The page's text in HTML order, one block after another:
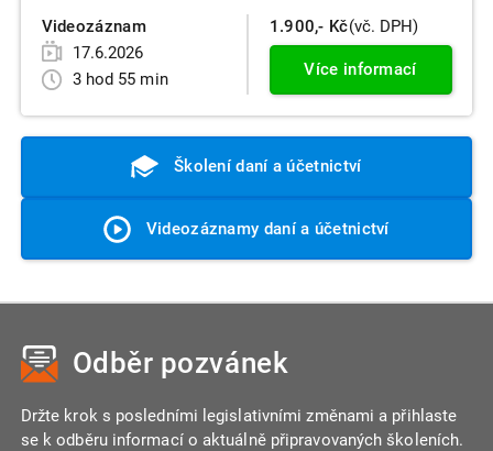
Videozáznam
17.6.2026
3 hod 55 min
1.900,- Kč(vč. DPH)
Více informací
Školení daní a účetnictví
Videozáznamy daní a účetnictví
Odběr pozvánek
Držte krok s posledními legislativními změnami a přihlaste
se k odběru informací o aktuálně připravovaných školeních.